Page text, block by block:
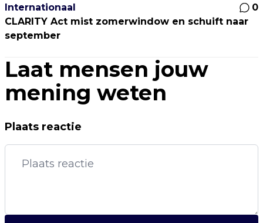
Internationaal
0
CLARITY Act mist zomerwindow en schuift naar
september
Laat mensen jouw
mening weten
Plaats reactie